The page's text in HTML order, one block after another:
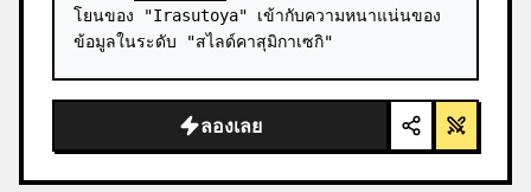
โยนของ "Irasutoya" เข้ากับความหนาแน่นของ
ข้อมูลในระดับ "สไลด์คาสุมิกาเซกิ"
ลองเลย